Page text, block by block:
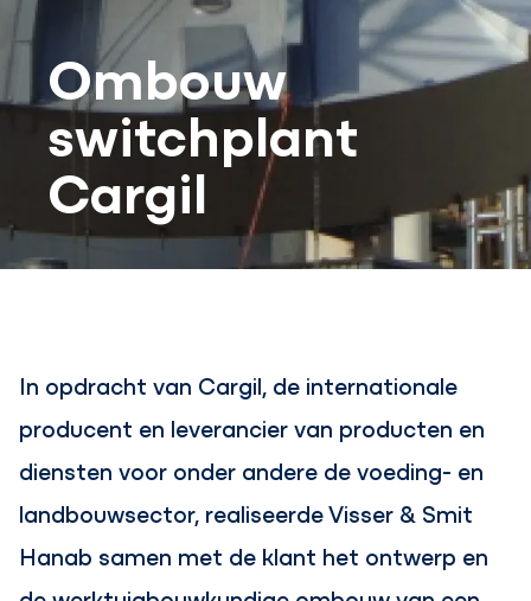
Ombouw
switchplant
Cargil
In opdracht van Cargil, de internationale
producent en leverancier van producten en
diensten voor onder andere de voeding- en
landbouwsector, realiseerde Visser & Smit
Hanab samen met de klant het ontwerp en